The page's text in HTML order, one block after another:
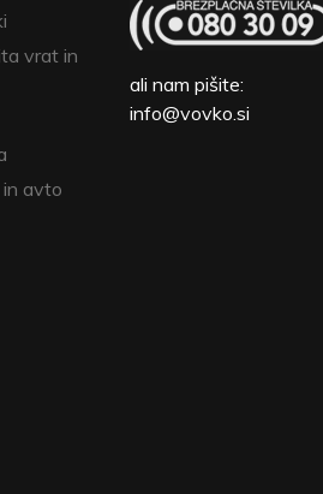
vrat in
avto
ali nam pišite:
info@vovko.si